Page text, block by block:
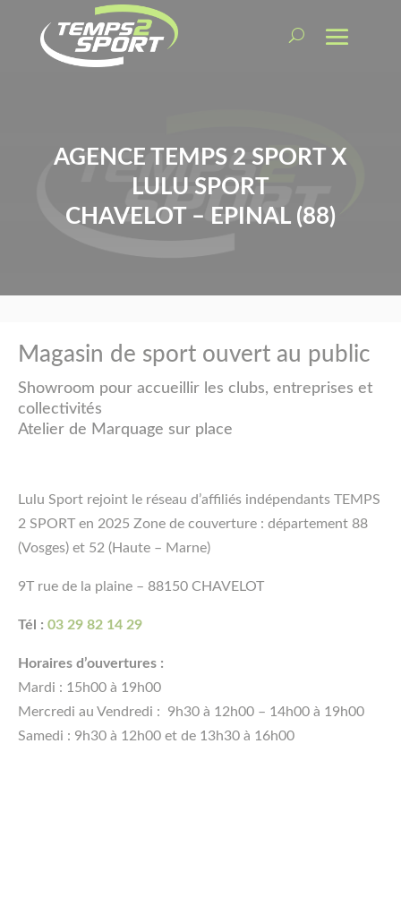
AGENCE TEMPS 2 SPORT X
LULU SPORT
CHAVELOT – EPINAL (88)
Magasin de sport ouvert au public
Showroom pour accueillir les clubs, entreprises et
collectivités
Atelier de Marquage sur place
Lulu Sport rejoint le réseau d’affiliés indépendants TEMPS
2 SPORT en 2025 Zone de couverture : département 88
(Vosges) et 52 (Haute – Marne)
9T rue de la plaine – 88150 CHAVELOT
Tél : 03 29 82 14 29
Horaires d’ouvertures :
Mardi : 15h00 à 19h00
Mercredi au Vendredi : 9h30 à 12h00 – 14h00 à 19h00
Samedi : 9h30 à 12h00 et de 13h30 à 16h00